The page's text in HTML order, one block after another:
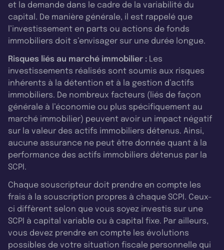
et la demande dans le cadre de la variabilité du
capital. De manière générale, il est rappelé que
l’investissement en parts ou actions de fonds
immobiliers doit s’envisager sur une durée longue.
Risques liés au marché immobilier : Les
investissements réalisés sont soumis aux risques
inhérents à la détention et à la gestion d’actifs
immobiliers. De nombreux facteurs (liés de façon
générale à l’économie ou plus spécifiquement au
marché immobilier) peuvent avoir un impact négatif
sur la valeur des actifs immobiliers détenus. Ainsi,
aucune assurance ne peut être donnée quant à la
performance des actifs immobiliers détenus par la
SCPI.
Chaque souscripteur doit prendre en compte les
frais à la souscription propres à chaque SCPI. Ceux-
ci diffèrent selon que vous soyez investis sur une
SCPI à capital variable ou à capital fixe. Par ailleurs,
vous devez prendre en compte les évolutions
possibles de votre situation fiscale personnelle qui